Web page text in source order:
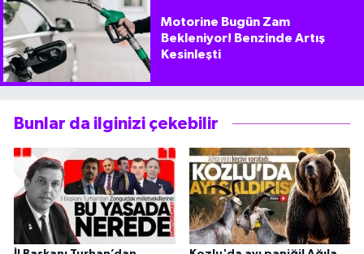
Motorine Bugün Zam
Bekleniyor! Benzinde Artış
Kesinleşti
Bunlar da ilginizi çekebilir